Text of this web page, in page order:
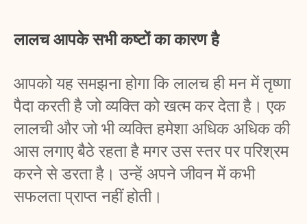
लालच आपके सभी कष्टों का कारण है
आपको यह समझना होगा कि लालच ही मन में तृष्णा
पैदा करती है जो व्यक्ति को खत्म कर देता है। एक
लालची और जो भी व्यक्ति हमेशा अधिक अधिक की
आस लगाए बैठे रहता है मगर उस स्तर पर परिश्रम
करने से डरता है। उन्हें अपने जीवन में कभी
सफलता प्राप्त नहीं होती।